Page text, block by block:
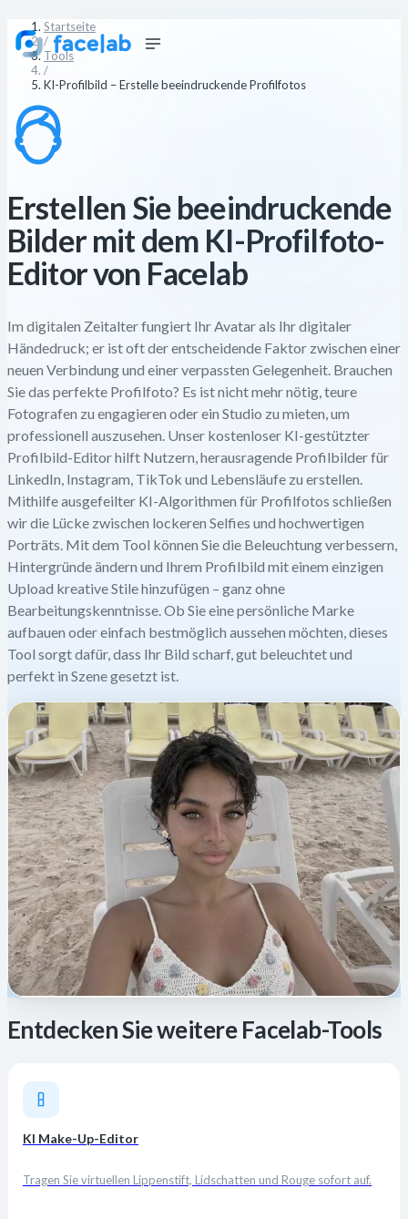
Startseite
/
Tools
/
KI-Profilbild – Erstelle beeindruckende Profilfotos
Erstellen Sie beeindruckende
Bilder mit dem KI-Profilfoto-
Editor von Facelab
Im digitalen Zeitalter fungiert Ihr Avatar als Ihr digitaler
Händedruck; er ist oft der entscheidende Faktor zwischen einer
neuen Verbindung und einer verpassten Gelegenheit. Brauchen
Sie das perfekte Profilfoto? Es ist nicht mehr nötig, teure
Fotografen zu engagieren oder ein Studio zu mieten, um
professionell auszusehen. Unser kostenloser KI-gestützter
Profilbild-Editor hilft Nutzern, herausragende Profilbilder für
LinkedIn, Instagram, TikTok und Lebensläufe zu erstellen.
Mithilfe ausgefeilter KI-Algorithmen für Profilfotos schließen
wir die Lücke zwischen lockeren Selfies und hochwertigen
Porträts. Mit dem Tool können Sie die Beleuchtung verbessern,
Hintergründe ändern und Ihrem Profilbild mit einem einzigen
Upload kreative Stile hinzufügen – ganz ohne
Bearbeitungskenntnisse. Ob Sie eine persönliche Marke
aufbauen oder einfach bestmöglich aussehen möchten, dieses
Tool sorgt dafür, dass Ihr Bild scharf, gut beleuchtet und
perfekt in Szene gesetzt ist.
Entdecken Sie weitere Facelab-Tools
KI Make-Up-Editor
Tragen Sie virtuellen Lippenstift, Lidschatten und Rouge sofort auf.